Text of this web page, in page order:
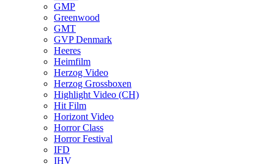
GMP
Greenwood
GMT
GVP Denmark
Heeres
Heimfilm
Herzog Video
Herzog Grossboxen
Highlight Video (CH)
Hit Film
Horizont Video
Horror Class
Horror Festival
IFD
IHV